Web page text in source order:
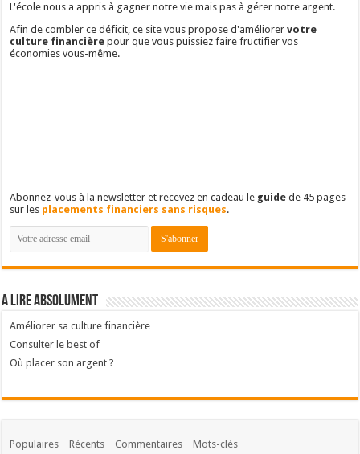
L'école nous a appris à gagner notre vie mais pas à gérer notre argent.
Afin de combler ce déficit, ce site vous propose d'améliorervotre
culture financière pour que vous puissiez faire fructifier vos
économies vous-même.
Abonnez-vous à la newsletter et recevez en cadeau le guide de 45 pages
sur les placements financiers sans risques.
A lire absolument
Améliorer sa culture financière
Consulter le best of
Où placer son argent ?
Populaires Récents Commentaires Mots-clés